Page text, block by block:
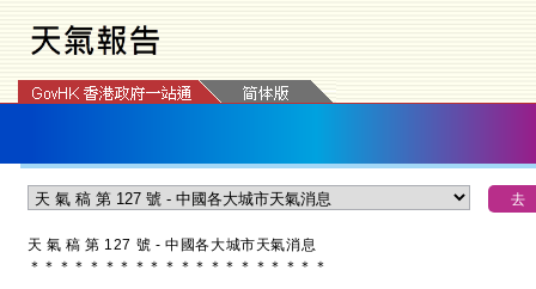
天 氣 稿 第 127 號 - 中國各大城市天氣消息
＊ ＊ ＊ ＊ ＊ ＊ ＊ ＊ ＊ ＊ ＊ ＊ ＊ ＊ ＊ ＊ ＊ ＊ ＊ ＊